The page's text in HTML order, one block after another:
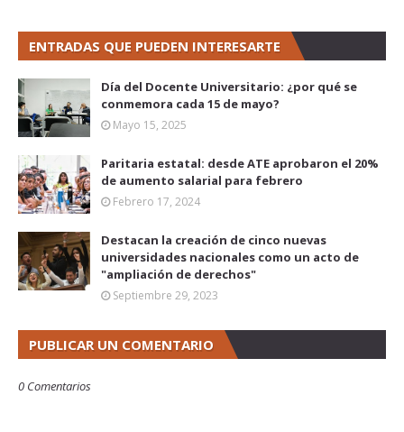
ENTRADAS QUE PUEDEN INTERESARTE
Día del Docente Universitario: ¿por qué se
conmemora cada 15 de mayo?
Mayo 15, 2025
Paritaria estatal: desde ATE aprobaron el 20%
de aumento salarial para febrero
Febrero 17, 2024
Destacan la creación de cinco nuevas
universidades nacionales como un acto de
"ampliación de derechos"
Septiembre 29, 2023
PUBLICAR UN COMENTARIO
0 Comentarios